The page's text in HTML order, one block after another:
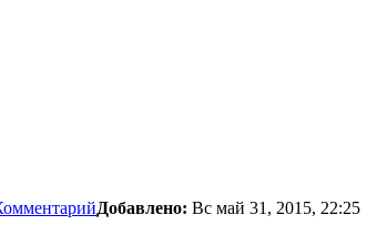
Добавлено: Вс май 31, 2015, 22:25